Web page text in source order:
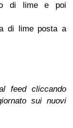
di lime e poi
di lime posta a
feed cliccando
sui nuovi